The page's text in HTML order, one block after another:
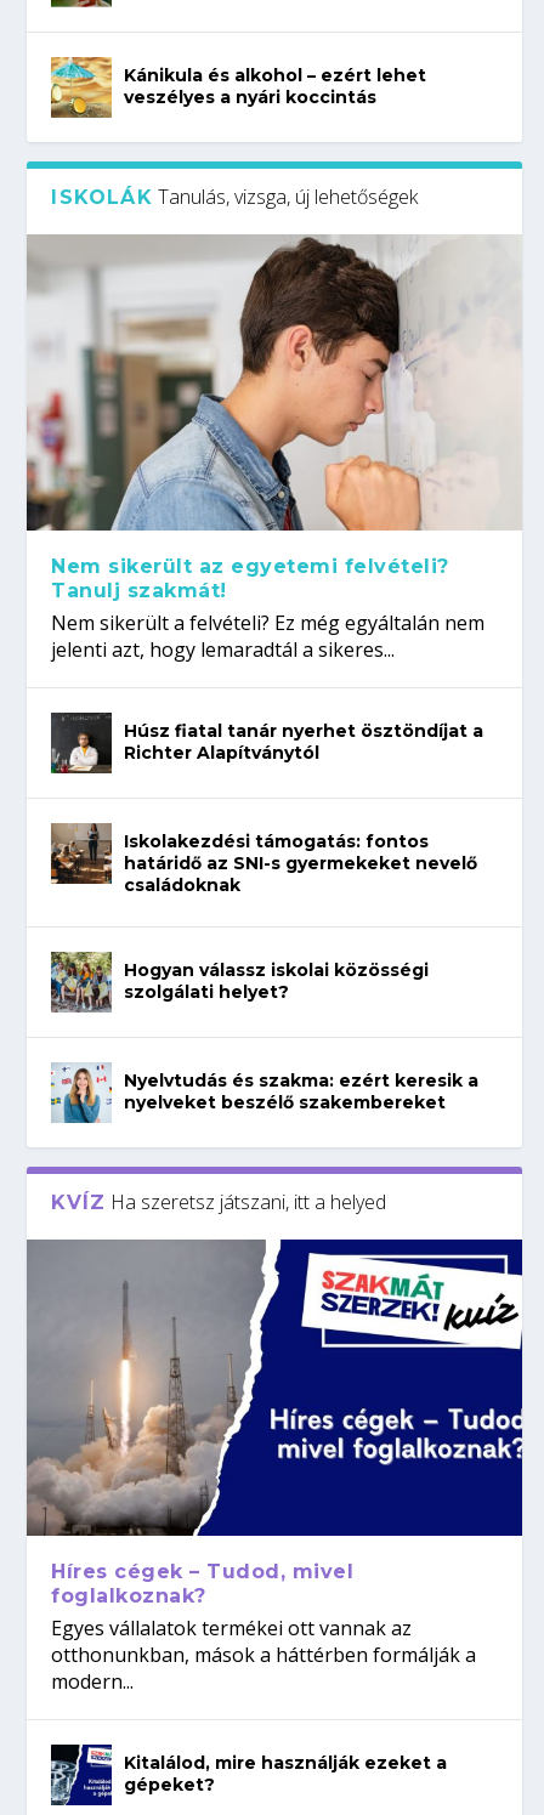
Kánikula és alkohol – ezért lehet
veszélyes a nyári koccintás
ISKOLÁK Tanulás, vizsga, új lehetőségek
Nem sikerült az egyetemi felvételi?
Tanulj szakmát!
Nem sikerült a felvételi? Ez még egyáltalán nem
jelenti azt, hogy lemaradtál a sikeres...
Húsz fiatal tanár nyerhet ösztöndíjat a
Richter Alapítványtól
Iskolakezdési támogatás: fontos
határidő az SNI-s gyermekeket nevelő
családoknak
Hogyan válassz iskolai közösségi
szolgálati helyet?
Nyelvtudás és szakma: ezért keresik a
nyelveket beszélő szakembereket
KVÍZ Ha szeretsz játszani, itt a helyed
Híres cégek – Tudod, mivel
foglalkoznak?
Egyes vállalatok termékei ott vannak az
otthonunkban, mások a háttérben formálják a
modern...
Kitalálod, mire használják ezeket a
gépeket?